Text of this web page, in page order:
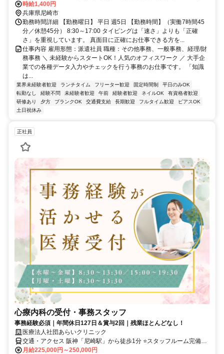
時給1,400円
兵庫県尼崎市
勤務時間詳細 【勤務曜日】 平日 週5日 【勤務時間】（実働7時間45
分／休憩45分） 8:30～17:00 タイピングは「速さ」よりも「正確
さ」を重視しています。 真面目に正確にお仕事できる方を...
仕事内容 雇用形態：派遣社員 職種：その他事務、一般事務、経理/財
務事務 ＼ 未経験からスタートOK！人気のオフィスワーク ／ 大手企
業での各種データ入力やチェックを行う事務のお仕事です。 「知識
は...
業界未経験者歓迎 ランチタイム フリーター歓迎 固定時間制
平日のみOK
転勤なし
経験不問 未経験者歓迎 午前 経験者歓迎 ネイルOK
有資格者歓迎
研修あり
夕方 ブランクOK 交通費支給 長期歓迎 フルタイム歓迎
ピアスOK
土日祝休み
正社員
心療内科の受付・事務スタッフ
事務経験必須｜年間休日127日＆賞与2回｜残業ほとんどなし！
医療法人社団あらいクリニック
交通・アクセス 阪神「尼崎駅」から徒歩1分 ⭐スタッフルーム完備！
20～30代活躍中！
月給225,000円～250,000円